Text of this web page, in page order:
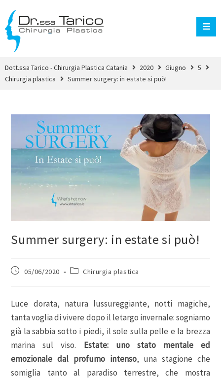
Dott.ssa Tarico - Chirurgia Plastica Catania 2020 Giugno
5
Chirurgia plastica
Summer surgery: in estate si può!
Summer surgery: in estate si può!
05/06/2020 Chirurgia plastica
Luce dorata, natura lussureggiante, notti magiche,
tanta voglia di vivere dopo il letargo invernale: sogniamo
già la sabbia sotto i piedi, il sole sulla pelle e la brezza
marina sul viso. Estate: uno stato mentale ed
emozionale dal profumo intenso, una stagione che
somiglia tanto al paradiso terrestre, che mostra